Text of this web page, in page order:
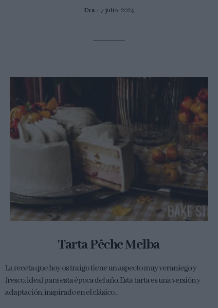
Eva 7 julio, 2024
Tarta Pêche Melba
La receta que hoy os traigo tiene un aspecto muy veraniego y
fresco, ideal para esta época del año. Esta tarta es una versión y
adaptación, inspirado en el clásico...